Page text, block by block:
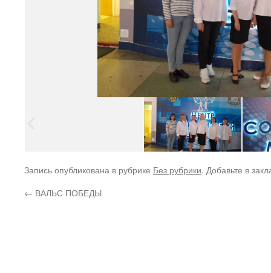
Запись опубликована в рубрике Без рубрики. Добавьте в
← ВАЛЬС ПОБЕДЫ